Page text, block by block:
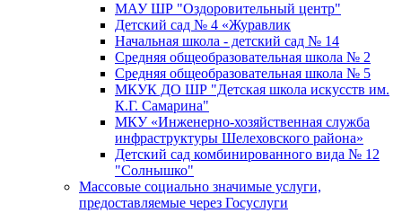
МАУ ШР "Оздоровительный центр"
Детский сад № 4 «Журавлик
Начальная школа - детский сад № 14
Средняя общеобразовательная школа № 2
Средняя общеобразовательная школа № 5
МКУК ДО ШР "Детская школа искусств им.
К.Г. Самарина"
МКУ «Инженерно-хозяйственная служба
инфраструктуры Шелеховского района»
Детский сад комбинированного вида № 12
"Солнышко"
Массовые социально значимые услуги,
предоставляемые через Госуслуги